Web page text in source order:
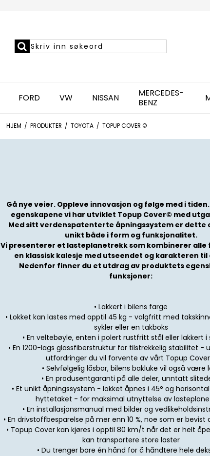
FORD VW NISSAN
MERCEDES-
BENZ
HJEM / PRODUKTER / TOYOTA / TOPUP COVER ©
Gå nye veier. Oppleve innovasjon og følge med i
egenskapene vi har utviklet Topup Cover© med
Med sitt verdenspatenterte åpningssystem er dette
unikt både i form og funksjonalitet.
Vi presenterer et lasteplanetrekk som kombinerer alle
en klassisk kalesje med utseendet og karakteren til
Nedenfor finner du et utdrag av produktets
funksjoner:
• Lakkert i bilens farge
• Lokket kan lastes med opptil 45 kg - valgfritt med
sykler eller en takboks
• En veltebøyle, enten i polert rustfritt stål eller lakkert
• En 1200-lags glassfiberstruktur for tilstrekkelig stabilitet -
utfordringer du vil forvente av vårt Topup
• Selvfølgelig låsbar, bilens bakluke vil også være
• En produsentgaranti på alle deler, unntatt
• Et unikt åpningssystem - lokket åpnes i 45° og
hyttetaket - for maksimal utnyttelse av
• En installasjonsmanual med bilder og
• En drivstoffbesparelse på mer enn 10 %, noe som er bevist
• Topup Cover kan kjøres i opptil 80 km/t når det er helt
kan transportere store laster
• Du trenger bare én hånd for å håndtere hele